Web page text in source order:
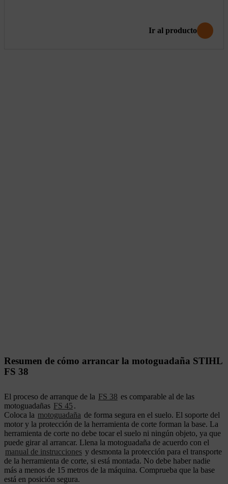
Ir al producto
Resumen de cómo arrancar la motoguadaña STIHL
FS 38
El proceso de arranque de la FS 38 es comparable al de las
motoguadañas FS 45 .
Coloca la motoguadaña de forma segura en el suelo. El soporte del
motor y la protección de la herramienta de corte forman la base. La
herramienta de corte no debe tocar el suelo ni ningún objeto, ya que
puede girar al arrancar. Llena la motoguadaña de acuerdo con el
manual de instrucciones y desmonta la protección para el transporte
de la herramienta de corte, si está montada. No debe haber nadie
más a menos de 15 metros de la máquina. Comprueba que la base
está en posición segura.